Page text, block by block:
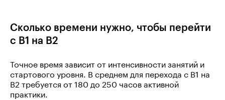
Сколько времени нужно, чтобы перейти
с B1 на B2
Точное время зависит от интенсивности занятий и
стартового уровня. В среднем для перехода с B1 на
B2 требуется от 180 до 250 часов активной
практики.